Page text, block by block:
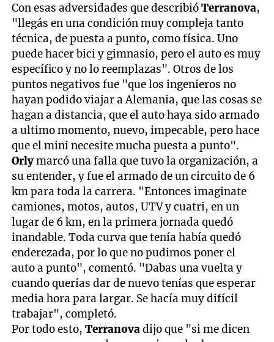
Con esas adversidades que describióTerranova,
"llegás en una condición muy compleja tanto
técnica, de puesta a punto, como física. Uno
puede hacer bici y gimnasio, pero el auto es muy
específico y no lo reemplazas". Otros de los
puntos negativos fue "que los ingenieros no
hayan podido viajar a Alemania, que las cosas se
hagan a distancia, que el auto haya sido armado
a ultimo momento, nuevo, impecable, pero hace
que el mini necesite mucha puesta a punto".
Orlymarcó una falla que tuvo la organización, a
su entender, y fue el armado de un circuito de 6
km para toda la carrera. "Entonces imaginate
camiones, motos, autos, UTV y cuatri, en un
lugar de 6 km, en la primera jornada quedó
inandable. Toda curva que tenía había quedó
enderezada, por lo que no pudimos poner el
auto a punto", comentó. "Dabas una vuelta y
cuando querías dar de nuevo tenías que esperar
media hora para largar. Se hacía muy difícil
trabajar", completó.
Por todo esto,Terranovadijo que "si me dicen